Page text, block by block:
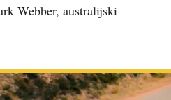
Webber, australijski